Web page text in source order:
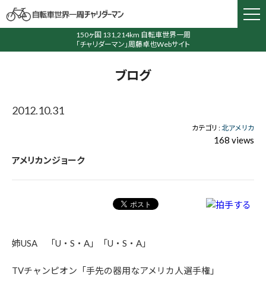
150ヶ国 131,214km 自転車世界一周
「チャリダーマン」周藤卓也Webサイト
ブログ
2012.10.31
カテゴリ :北アメリカ
168 views
アメリカンジョーク
姉USA 「U・S・A」「U・S・A」
TVチャンピオン「手先の器用なアメリカ人選手権」